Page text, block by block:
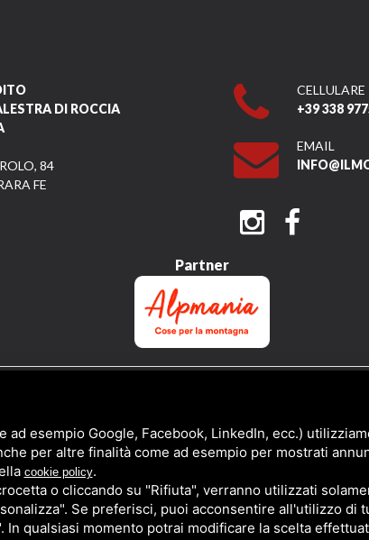
DI ROCCIA
84
FE
CELLULARE
+39 338
EMAIL
Partner
ad esempio Google, Facebook, LinkedIn, ecc.)
per altre finalità come ad esempio per mostrati
cookie policy.
o cliccando su "Rifiuta", verranno utilizzati
Se preferisci, puoi acconsentire all'utilizzo di
qualsiasi momento potrai modificare la scelta